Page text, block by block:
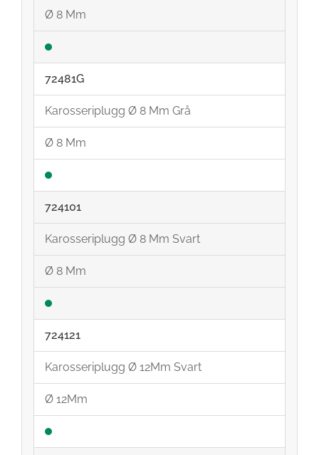
Ø 8 Mm
72481G
Karosseriplugg Ø 8 Mm Grå
Ø 8 Mm
724101
Karosseriplugg Ø 8 Mm Svart
Ø 8 Mm
724121
Karosseriplugg Ø 12Mm Svart
Ø 12Mm